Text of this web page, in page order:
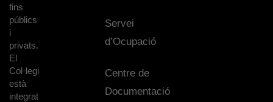
fins
públics
i
privats.
El
Col·legi
està
integrat
Servei
d’Ocupació
Centre de
Documentació